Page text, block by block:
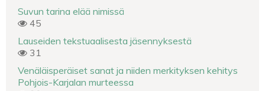
Suvun tarina elää nimissä
45
Lauseiden tekstuaalisesta jäsennyksestä
31
Venäläisperäiset sanat ja niiden merkityksen kehitys
Pohjois-Karjalan murteessa